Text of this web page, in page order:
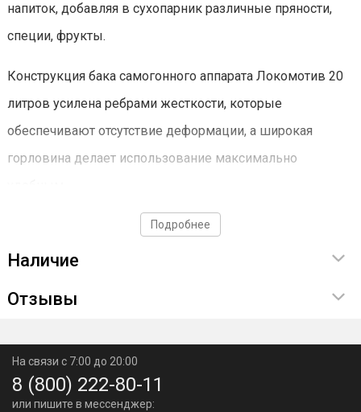
напиток, добавляя в сухопарник различные пряности,
специи, фрукты.
Конструкция бака самогонного аппарата Локомотив 20
литров усилена ребрами жесткости, которые
обеспечивают отсутствие деформации, а широкая
горловина делает использование максимально
Материал пищевой нержавеющей стали AISI 304/430.
Подробнее
Наличие
Отзывы
На связи с 7:00 до 20:00
8 (800) 222-80-11
или пишите в мессенджер: